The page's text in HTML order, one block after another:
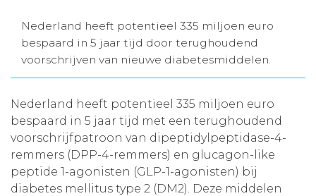
Aanmelden nieuwsbrief
Inloggen
Toegang leeromgeving
Nederland heeft potentieel 335 miljoen euro
bespaard in 5 jaar tijd door terughoudend
voorschrijven van nieuwe diabetesmiddelen.
Nederland heeft potentieel 335 miljoen euro
bespaard in 5 jaar tijd met een terughoudend
voorschrijfpatroon van dipeptidylpeptidase-4-
remmers (DPP-4-remmers) en glucagon-like
peptide 1-agonisten (GLP-1-agonisten) bij
diabetes mellitus type 2 (DM2). Deze middelen